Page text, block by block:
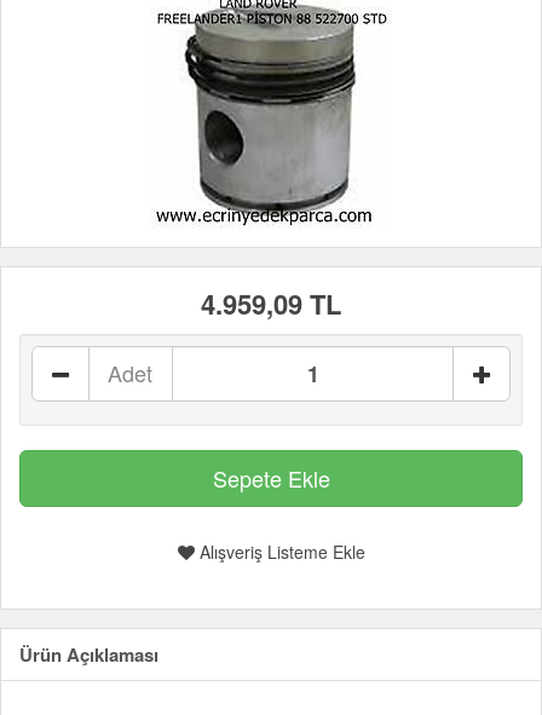
4.959,09 TL
Adet
Alışveriş Listeme Ekle
Ürün Açıklaması